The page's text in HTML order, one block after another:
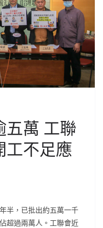
五萬 工聯
工不足應
半，已批出約五萬一千
超過兩萬人。工聯會近